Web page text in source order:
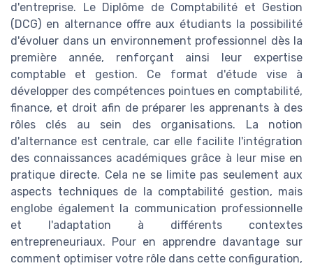
d'entreprise. Le Diplôme de Comptabilité et Gestion
(DCG) en alternance offre aux étudiants la possibilité
d'évoluer dans un environnement professionnel dès la
première année, renforçant ainsi leur expertise
comptable et gestion. Ce format d'étude vise à
développer des compétences pointues en comptabilité,
finance, et droit afin de préparer les apprenants à des
rôles clés au sein des organisations. La notion
d'alternance est centrale, car elle facilite l'intégration
des connaissances académiques grâce à leur mise en
pratique directe. Cela ne se limite pas seulement aux
aspects techniques de la comptabilité gestion, mais
englobe également la communication professionnelle
et l'adaptation à différents contextes
entrepreneuriaux. Pour en apprendre davantage sur
comment optimiser votre rôle dans cette configuration,